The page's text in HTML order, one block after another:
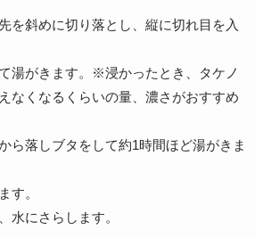
を斜めに切り落とし、縦に切れ目を入
湯がきます。※浸かったとき、タケノ
なくなるくらいの量、濃さがおすすめ
ら落しブタをして約1時間ほど湯がきま
す。
にさらします。